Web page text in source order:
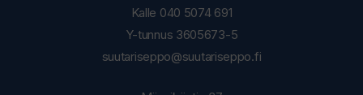
Kalle 040 5074 691
Y-tunnus 3605673-5
suutariseppo@suutariseppo.fi